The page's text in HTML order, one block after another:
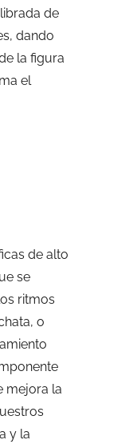
de
dando
la figura
el
de alto
se
ritmos
o
mejora la
y la